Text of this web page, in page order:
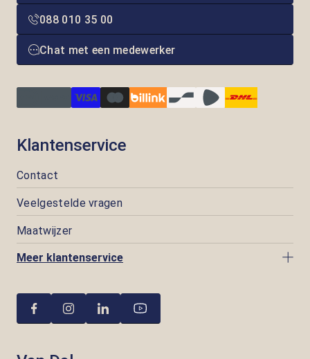
088 010 35 00
Chat met een medewerker
Klantenservice
Contact
Veelgestelde vragen
Maatwijzer
Meer klantenservice